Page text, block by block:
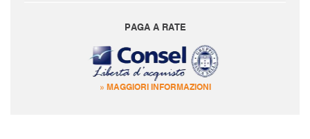
PAGA A RATE
» MAGGIORI INFORMAZIONI